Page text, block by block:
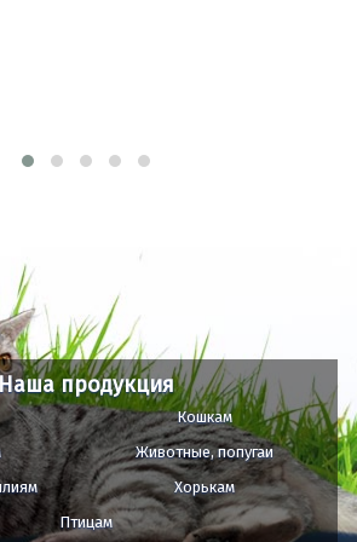
продукция
Кошкам
Животные, попугаи
Хорькам
Птицам